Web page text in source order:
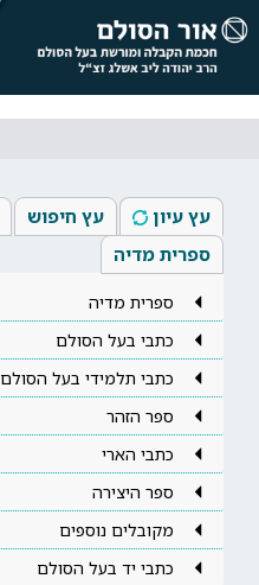
עץ עיון עץ חיפוש
ספרית מדיה
ספרית מדיה
כתבי בעל הסולם
כתבי תלמידי בעל הסולם
ספר הזהר
כתבי הארי
ספר היצירה
מקובלים נוספים
כתבי יד בעל הסולם